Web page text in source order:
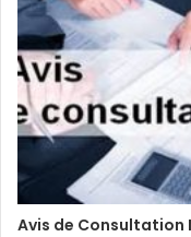
Avis de Consultation